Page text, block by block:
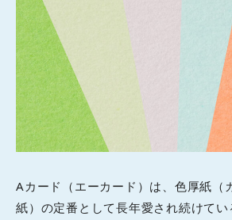
Aカード（エーカード）は、色厚紙（
紙）の定番として長年愛され続けて